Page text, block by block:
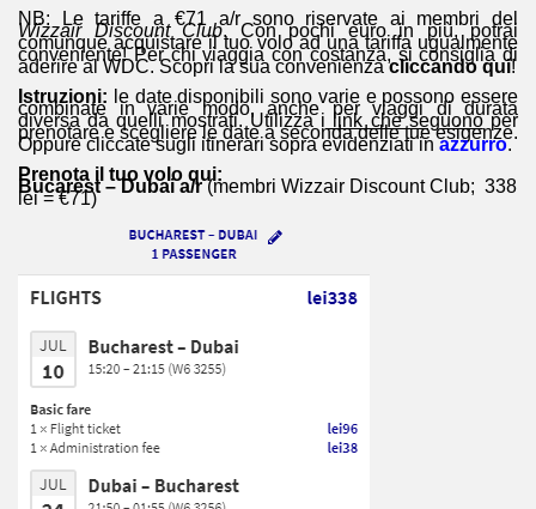
NB: Le tariffe a €71 a/r sono riservate ai membri del
Wizzair Discount Club. Con pochi euro in più, potrai
comunque acquistare il tuo volo ad una tariffa ugualmente
conveniente! Per chi viaggia con costanza, si consiglia di
aderire al WDC. Scopri la sua convenienzacliccando qui!
Istruzioni: le date disponibili sono varie e possono essere
combinate in varie modo, anche per viaggi di durata
diversa da quelli mostrati. Utilizza i link che seguonoper
prenotare e scegliere le date a seconda delle tue esigenze.
Oppure cliccate sugli itinerari sopra evidenziati inazzurro.
Prenota il tuo volo qui:
Bucarest – Dubai a/r(membri Wizzair Discount Club; 338
lei = €71)